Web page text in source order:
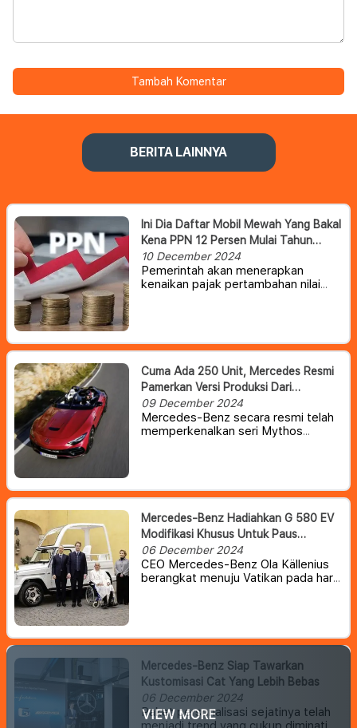
Tambah Komentar
BERITA LAINNYA
Ini Dia Daftar Mobil Mewah Yang Bakal
Kena PPN 12 Persen Mulai Tahun
Depan
10 December 2024
Pemerintah akan menerapkan
kenaikan pajak pertambahan nilai
Indonesia.
Cuma Ada 250 Unit, Mercedes Resmi
Pamerkan Versi Produksi Dari
PureSpeed Concept
09 December 2024
Mercedes-Benz secara resmi telah
memperkenalkan seri Mythos
Mercedes-Benz Hadiahkan G 580 EV
Modifikasi Khusus Untuk Paus
Fransiskus
06 December 2024
CEO Mercedes-Benz Ola Källenius
berangkat menuju Vatikan pada hari
dimodifikasi khusus untuk sang
Paus.
Mercedes-Benz Siap Tawarkan
Kustomisasi Cat Yang Lebih Bebas
06 December 2024
Paket personalisasi sejatinya telah
VIEW MORE